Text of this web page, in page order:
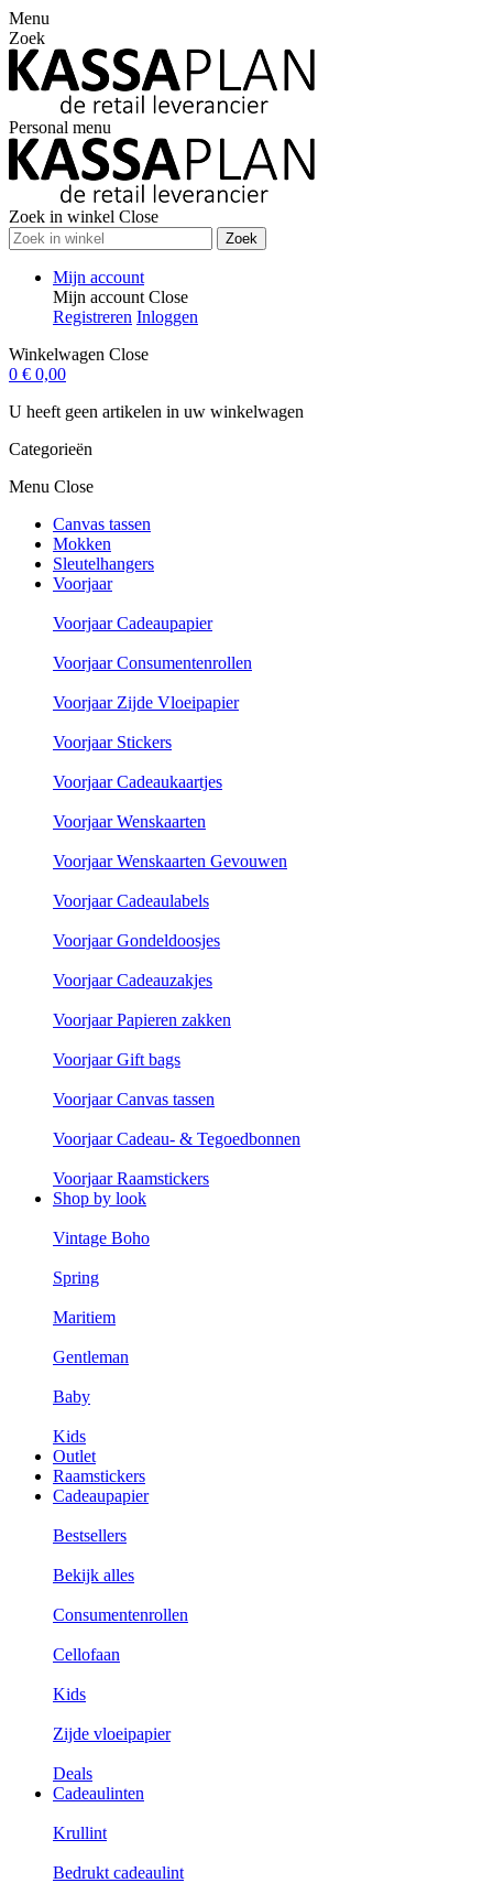
Menu
Zoek
Personal menu
Zoek in winkel Close
Zoek
Mijn account
Mijn account Close
Registreren Inloggen
Winkelwagen Close
0 € 0,00
U heeft geen artikelen in uw winkelwagen
Categorieën
Menu Close
Canvas tassen
Mokken
Sleutelhangers
Voorjaar
Voorjaar Cadeaupapier
Voorjaar Consumentenrollen
Voorjaar Zijde Vloeipapier
Voorjaar Stickers
Voorjaar Cadeaukaartjes
Voorjaar Wenskaarten
Voorjaar Wenskaarten Gevouwen
Voorjaar Cadeaulabels
Voorjaar Gondeldoosjes
Voorjaar Cadeauzakjes
Voorjaar Papieren zakken
Voorjaar Gift bags
Voorjaar Canvas tassen
Voorjaar Cadeau- & Tegoedbonnen
Voorjaar Raamstickers
Shop by look
Vintage Boho
Spring
Maritiem
Gentleman
Baby
Kids
Outlet
Raamstickers
Cadeaupapier
Bestsellers
Bekijk alles
Consumentenrollen
Cellofaan
Kids
Zijde vloeipapier
Deals
Cadeaulinten
Krullint
Bedrukt cadeaulint